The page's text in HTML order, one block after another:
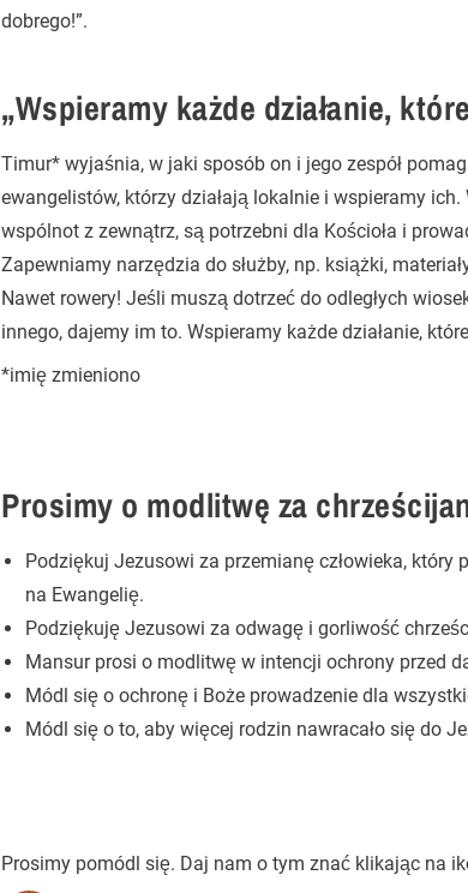
dobrego!”.
„Wspieramy każde działanie,
Timur* wyjaśnia, w jaki sposób on i jego zespół
ewangelistów, którzy działają lokalnie i wspieramy
wspólnot z zewnątrz, są potrzebni dla Kościoła i
Zapewniamy narzędzia do służby, np. książki,
Nawet rowery! Jeśli muszą dotrzeć do odległych
innego, dajemy im to. Wspieramy każde działanie,
*imię zmieniono
Prosimy o modlitwę za
Podziękuj Jezusowi za przemianę człowieka,
na Ewangelię.
Podziękuję Jezusowi za odwagę i gorliwość
Mansur prosi o modlitwę w intencji ochrony przed
Módl się o ochronę i Boże prowadzenie dla
Módl się o to, aby więcej rodzin nawracało się do
Prosimy pomódl się. Daj nam o tym znać klikając na